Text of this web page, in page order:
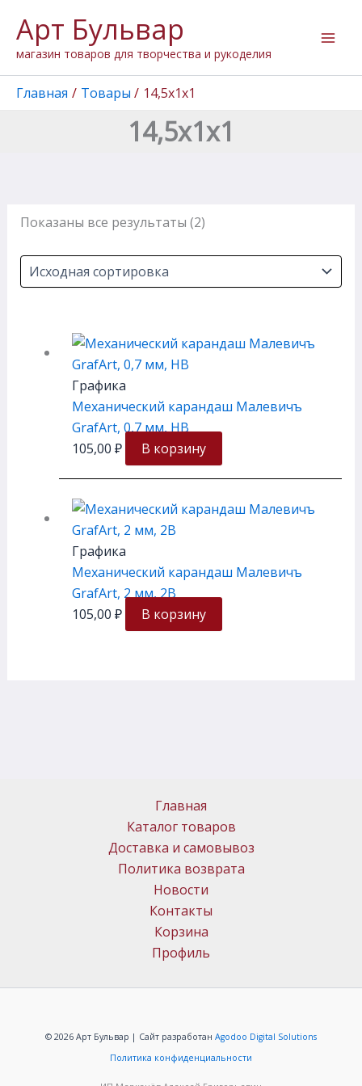
содержимому
Арт Бульвар
магазин товаров для творчества и рукоделия
Главная Товары 14,5х1х1
14,5х1х1
Показаны все результаты (2)
Графика
Механический карандаш Малевичъ
GrafArt, 0,7 мм, НВ
105,00 ₽ В корзину
Графика
Механический карандаш Малевичъ
GrafArt, 2 мм, 2В
105,00 ₽ В корзину
Главная
Каталог товаров
Доставка и самовывоз
Политика возврата
Новости
Контакты
Корзина
Профиль
© 2026 Арт Бульвар | Сайт разработан Agodoo Digital Solutions
Политика конфиденциальности